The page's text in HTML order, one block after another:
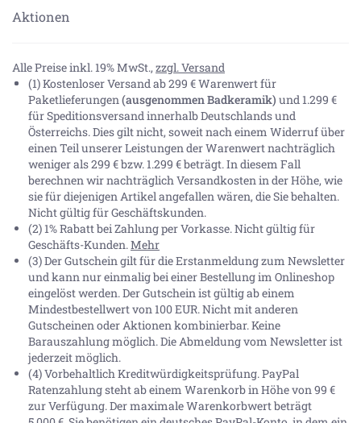
Aktionen
Alle Preise inkl. 19% MwSt., zzgl. Versand
(1) Kostenloser Versand ab 299 € Warenwert für
Paketlieferungen(ausgenommen Badkeramik) und 1.299 €
für Speditionsversand innerhalb Deutschlands und
Österreichs. Dies gilt nicht, soweit nach einem Widerruf über
einen Teil unserer Leistungen der Warenwert nachträglich
weniger als 299 € bzw. 1.299 € beträgt. In diesem Fall
berechnen wir nachträglich Versandkosten in der Höhe, wie
sie für diejenigen Artikel angefallen wären, die Sie behalten.
Nicht gültig für Geschäftskunden.
(2) 1% Rabatt bei Zahlung per Vorkasse. Nicht gültig für
Geschäfts-Kunden.Mehr
(3) Der Gutschein gilt für die Erstanmeldung zum Newsletter
und kann nur einmalig bei einer Bestellung im Onlineshop
eingelöst werden. Der Gutschein ist gültig ab einem
Mindestbestellwert von 100 EUR. Nicht mit anderen
Gutscheinen oder Aktionen kombinierbar. Keine
Barauszahlung möglich. Die Abmeldung vom Newsletter ist
jederzeit möglich.
(4) Vorbehaltlich Kreditwürdigkeitsprüfung. PayPal
Ratenzahlung steht ab einem Warenkorb in Höhe von99 €
zur Verfügung. Der maximale Warenkorbwert beträgt